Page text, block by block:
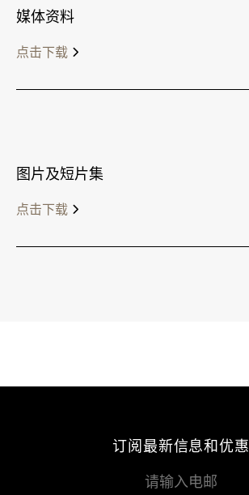
媒体资料
点击下载
图片及短片集
点击下载
订阅最新信息和优惠